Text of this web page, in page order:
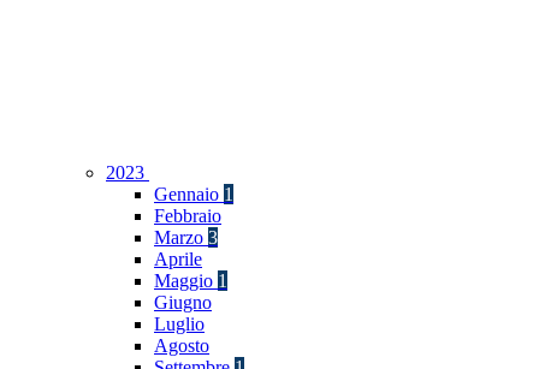
2023
Gennaio 1
Febbraio
Marzo 3
Aprile
Maggio 1
Giugno
Luglio
Agosto